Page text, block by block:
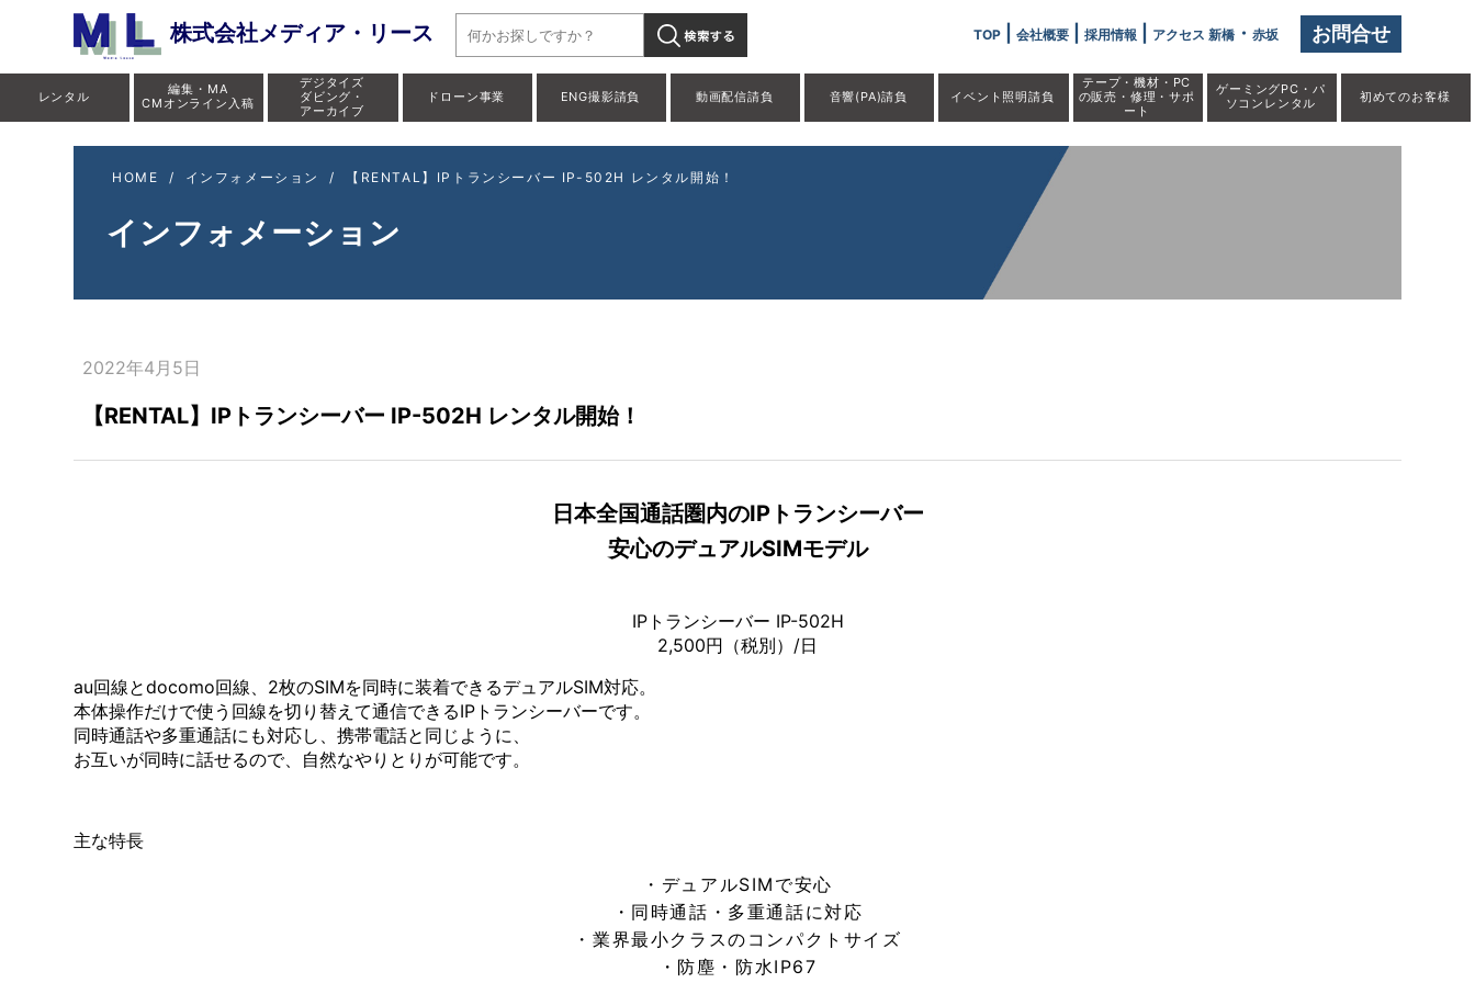
株式会社メディア・リース お問合せ
TOP| 会社概要| 採用情報 アクセス 新橋・ 赤坂
レンタル
編集・MA
CMオンライン入稿
デジタイズ
ダビング・
アーカイブ
ドローン事業 ENG撮影請負 動画配信請負 音響(PA)請負 イベント照明請負
テープ・機材・PC
の販売・修理・サポ
ート
ゲーミングPC・パ
ソコンレンタル
初めてのお客様
HOME / インフォメーション / 【RENTAL】IPトランシーバー IP-502H レンタル開始！
インフォメーション
2022年4月5日
【RENTAL】IPトランシーバー IP-502H レンタル開始！
日本全国通話圏内のIPトランシーバー
安心のデュアルSIMモデル
IPトランシーバー IP-502H
2,500円（税別）/日
au回線とdocomo回線、2枚のSIMを同時に装着できるデュアルSIM対応。
本体操作だけで使う回線を切り替えて通信できるIPトランシーバーです。
同時通話や多重通話にも対応し、携帯電話と同じように、
お互いが同時に話せるので、自然なやりとりが可能です。
主な特長
・デュアルSIMで安心
・同時通話・多重通話に対応
・業界最小クラスのコンパクトサイズ
・防塵・防水IP67